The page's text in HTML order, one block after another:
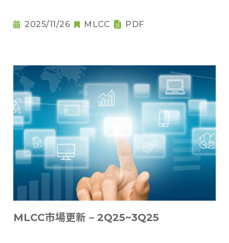
2025/11/26 MLCC PDF
MLCC市場更新 – 2Q25~3Q25